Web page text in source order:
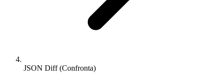
JSON Diff (Confronta)